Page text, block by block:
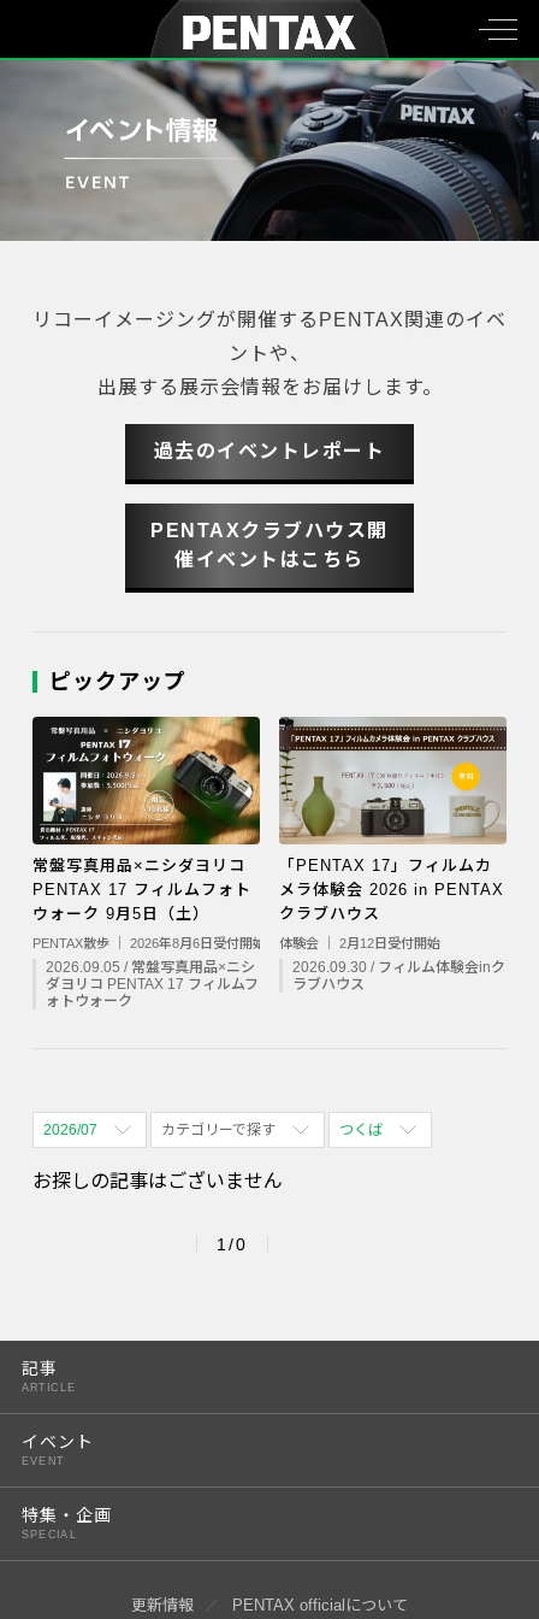
リコーイメージングが開催するPENTAX関連のイベ
ントや、
出展する展示会情報をお届けします。
過去のイベントレポート
PENTAXクラブハウス開
催イベントはこちら
ピックアップ
常盤写真用品×ニシダヨリコ
PENTAX 17 フィルムフォト
ウォーク 9月5日（土）
PENTAX散歩 ｜ 2026年8月6日受付開始
2026.09.05 / 常盤写真用品×ニシ
ダヨリコ PENTAX 17 フィルムフ
ォトウォーク
「PENTAX 17」フィルムカ
メラ体験会 2026 in PENTAX
クラブハウス
体験会 ｜ 2月12日受付開始
2026.09.30 / フィルム体験会inク
ラブハウス
2026/07
全期間
2026/11
2027/01
2027/03
カテゴリーで探す
全て表示
つくば
お探しの記事はございません
1/0
記事
ARTICLE
イベント
EVENT
特集・企画
SPECIAL
更新情報 PENTAX officialについて